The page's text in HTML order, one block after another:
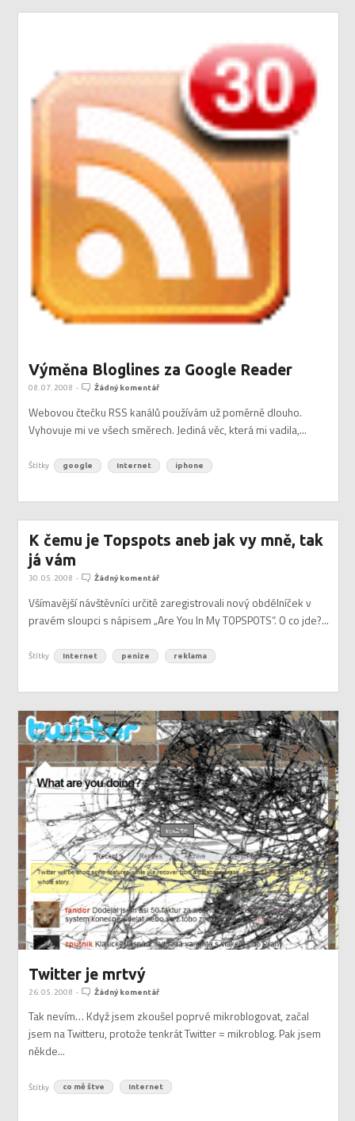
Výměna Bloglines za Google Reader
08. 07. 2008 - Žádný komentář
Webovou čtečku RSS kanálů používám už poměrně dlouho.
Vyhovuje mi ve všech směrech. Jediná věc, která mi vadila,...
Štítky google Internet iphone
K čemu je Topspots aneb jak vy mně, tak
já vám
30. 05. 2008 - Žádný komentář
Všímavější návštěvníci určitě zaregistrovali nový obdélníček v
pravém sloupci s nápisem „Are You In My TOPSPOTS“. O co jde?...
Štítky Internet peníze reklama
Twitter je mrtvý
26. 05. 2008 - Žádný komentář
Tak nevím… Když jsem zkoušel poprvé mikroblogovat, začal
jsem na Twitteru, protože tenkrát Twitter = mikroblog. Pak jsem
někde...
Štítky co mě štve Internet